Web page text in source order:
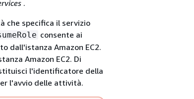
.
che specifica il servizio
consente ai
dall'istanza Amazon EC2.
Amazon EC2. Di
l'identificatore della
l'avvio delle attività.